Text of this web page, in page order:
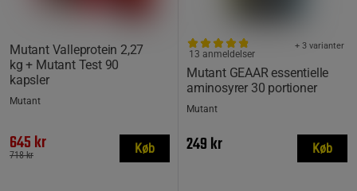
Mutant Valleprotein 2,27
kg + Mutant Test 90
kapsler
Mutant
645 kr
718 kr Køb
Mutant GEAAR essentielle
aminosyrer 30 portioner
+ 3 varianter
13 anmeldelser
Mutant
249 kr Køb